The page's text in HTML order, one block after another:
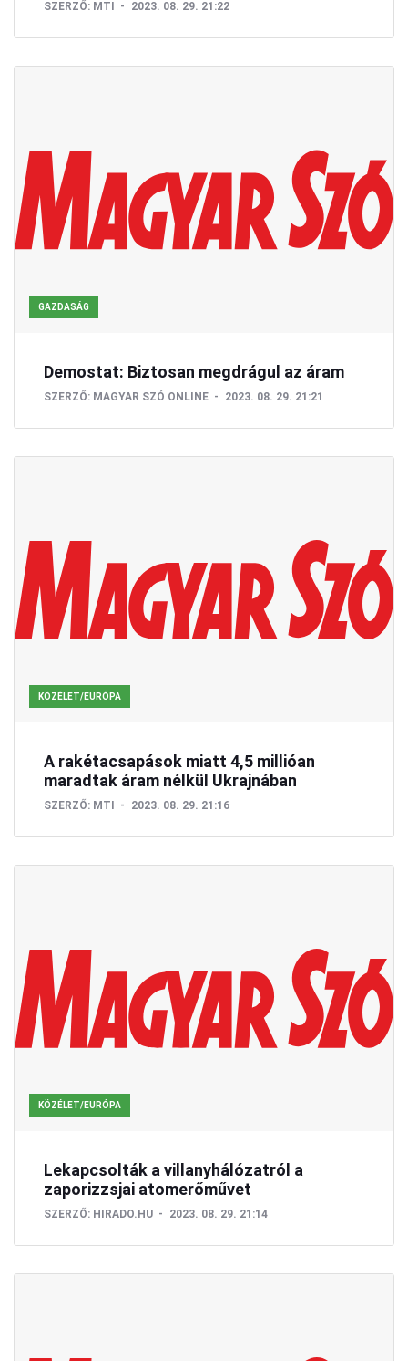
SZERZŐ: MTI 2023. 08. 29. 21:22
GAZDASÁG
Demostat: Biztosan megdrágul az áram
SZERZŐ: MAGYAR SZÓ ONLINE 2023. 08. 29. 21:21
KÖZÉLET/EURÓPA
A rakétacsapások miatt 4,5 millióan
maradtak áram nélkül Ukrajnában
SZERZŐ: MTI 2023. 08. 29. 21:16
KÖZÉLET/EURÓPA
Lekapcsolták a villanyhálózatról a
zaporizzsjai atomerőművet
SZERZŐ: HIRADO.HU 2023. 08. 29. 21:14